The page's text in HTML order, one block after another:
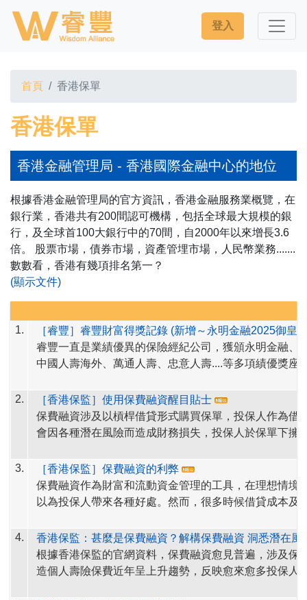
登入
首頁 香港保單
香港保單
香港金融管理局 - 香港國際金融中心的地位
根據香港金融管理局的官方資訊，香港金融服務業概覽，在
銀行業，香港共有200間認可機構，包括全球最大規模的銀
行，及全球首100大銀行中的70間，自2000年以來增長3.6
倍。 股票市場，債券市場，資產管埋市場，人民幣業務.......
數數看，香港有幾項排名第一？
(顯示文件)
1.
［睿豐］睿豐財富得獎記錄 (新增～永明金融2025御皇
睿豐一直是業績優異的保險經紀公司，獲頒永明金融、
中國人壽海外、萬通人壽、忠意人壽....等多項績優獎座
年Sun Club卓越夥伴榮譽證書，宏利人壽
項，中國人壽海外五年期保費最高銷量大獎、忠意人壽
Top Performing Partner of the Year 2022/2023/2024、
睿豐與十多家香港保險公司及富衛百慕達, 永明新加坡
公司直接合作，提供豐富多元的產品，
產品線非常完整
公司包括永明、富衛、友邦、保誠、宏利、安盛、忠意
香港主要保險公司，可為客戶量身挑選出最適合的產
戶的財富管理目標。
2.
［香港保監］使用保費融資醒目貼士
保費融資涉及以槓桿借貸形式購買保單，投保人作為借
會因各種潛在風險而造成財務損失，投保人於保單下擁
用保費融資投購人壽保單前你應考慮的風險，及一些醒
你衡量當中的利弊：
文https://www.ia.org.hk/tc/premium_financing/
3.
［香港保監］保費融資的利弊
保費融資作為財富和流動資金管理的工具，在理想情境
以為投保人帶來各種好處。然而，很多時候借貸成本及/
好處背後隱藏的各種風險和不利影響不容忽視。
文https://www.ia.org.hk/tc/premium_financing/
4.
香港保監：甚麼是保費融資？解構保費融資 洞悉潛在風
根據香港保監的官網資料，保費融資愈見普遍， 涉及保
造個人壽險保費近年呈上升趨勢，反映愈來愈多投保人